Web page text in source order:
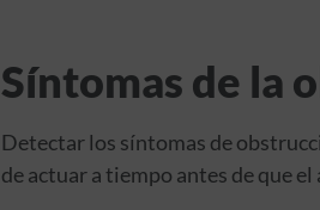
Síntomas de la
Detectar los síntomas de
de actuar a tiempo antes de que